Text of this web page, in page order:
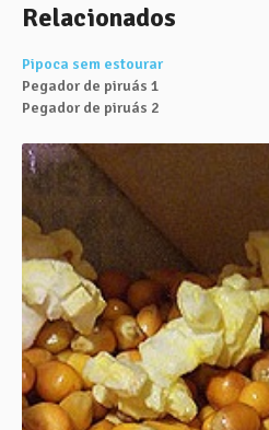
Relacionados
Pipoca sem estourar
Pegador de piruás 1
Pegador de piruás 2